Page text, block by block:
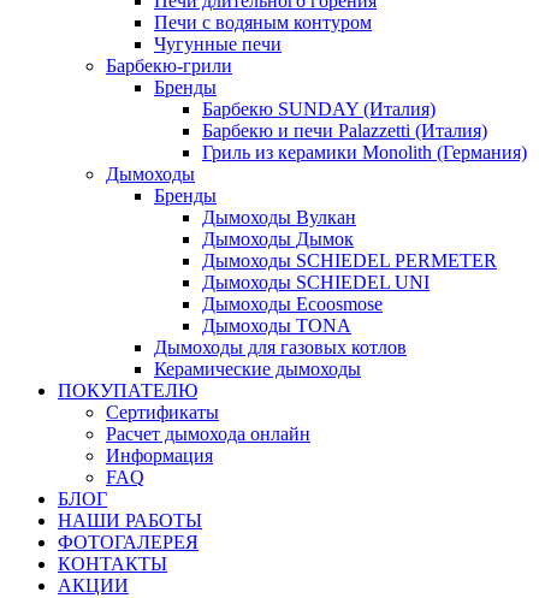
Печи с водяным контуром
Чугунные печи
Барбекю-грили
Бренды
Барбекю SUNDAY (Италия)
Барбекю и печи Palazzetti (Италия)
Гриль из керамики Monolith (Германия)
Дымоходы
Бренды
Дымоходы Вулкан
Дымоходы Дымок
Дымоходы SCHIEDEL PERMETER
Дымоходы SCHIEDEL UNI
Дымоходы Ecoosmose
Дымоходы TONA
Дымоходы для газовых котлов
Керамические дымоходы
ПОКУПАТЕЛЮ
Сертификаты
Расчет дымохода онлайн
Информация
FAQ
БЛОГ
НАШИ РАБОТЫ
ФОТОГАЛЕРЕЯ
КОНТАКТЫ
АКЦИИ